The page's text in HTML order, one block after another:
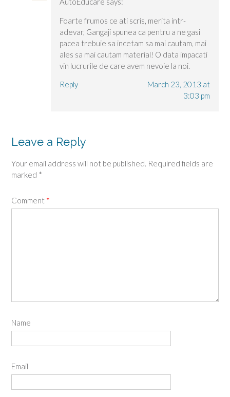
Foarte frumos ce ati scris, merita intr-
adevar, Gangaji spunea ca pentru a ne gasi
pacea trebuie sa incetam sa mai cautam, mai
ales sa mai cautam material! O data impacati
vin lucrurile de care avem nevoie la noi.
Reply
March 23, 2013 at
3:03 pm
Leave a Reply
Your email address will not be published. Required fields are
marked *
Comment *
Name
Email